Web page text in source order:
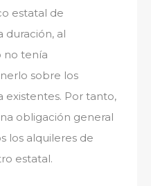
estatal de
duración, al
no tenía
sobre los
existentes. Por tanto,
obligación general
los alquileres de
estatal.